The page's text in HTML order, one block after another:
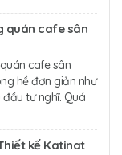
quán cafe sân
cafe sân
hề đơn giản như
đầu tư nghĩ. Quá
kế Katinat